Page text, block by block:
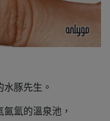
豚先生。
氳的溫泉池，